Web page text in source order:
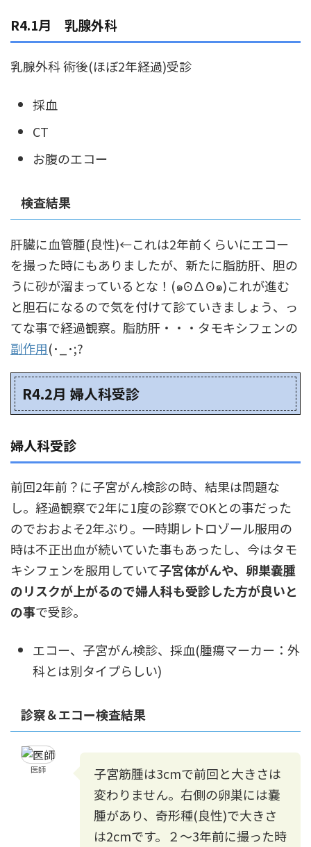
R4.1月 乳腺外科
乳腺外科 術後(ほぼ2年経過)受診
採血
CT
お腹のエコー
検査結果
肝臓に血管腫(良性)←これは2年前くらいにエコー
を撮った時にもありましたが、新たに脂肪肝、胆の
うに砂が溜まっているとな！(๑ʘ∆ʘ๑)これが進む
と胆石になるので気を付けて診ていきましょう、っ
てな事で経過観察。脂肪肝・・・タモキシフェンの
副作用(･_･;?
R4.2月 婦人科受診
婦人科受診
前回2年前？に子宮がん検診の時、結果は問題な
し。経過観察で2年に1度の診察でOKとの事だった
のでおおよそ2年ぶり。一時期レトロゾール服用の
時は不正出血が続いていた事もあったし、今はタモ
キシフェンを服用していて子宮体がんや、卵巣嚢腫
のリスクが上がるので婦人科も受診した方が良いと
の事で受診。
エコー、子宮がん検診、採血(腫瘍マーカー：外
科とは別タイプらしい)
診察＆エコー検査結果
医師
子宮筋腫は3cmで前回と大きさは
変わりません。右側の卵巣には嚢
腫があり、奇形種(良性)で大きさ
は2cmです。２～3年前に撮った時